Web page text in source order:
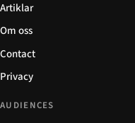
Artiklar
Om oss
Contact
Privacy
AUDIENCES